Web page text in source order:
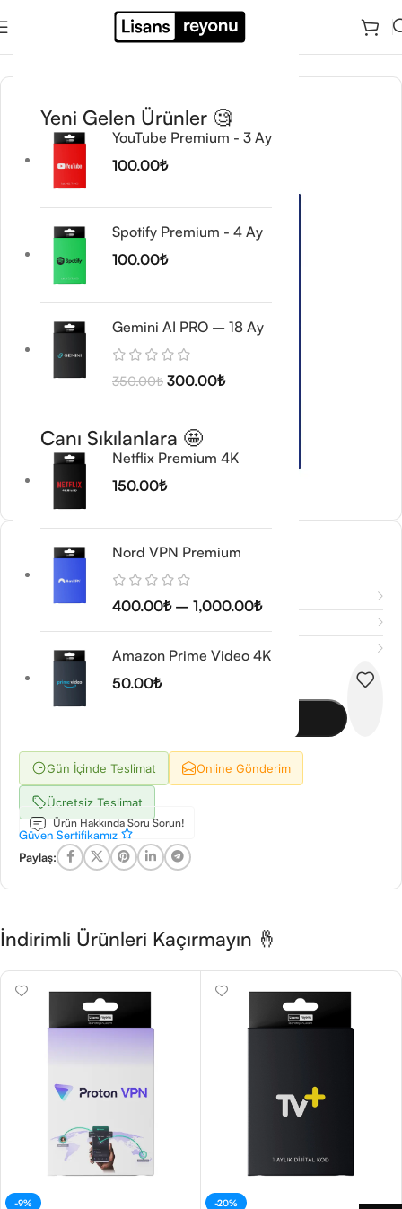
Yeni Gelen Ürünler 🧐
YouTube Premium - 3 Ay
100.00₺
Spotify Premium - 4 Ay
100.00₺
Gemini AI PRO – 18 Ay
350.00₺ 300.00₺
Canı Sıkılanlara 🤩
Netflix Premium 4K
150.00₺
Nord VPN Premium
400.00₺ – 1,000.00₺
Amazon Prime Video 4K
50.00₺
Microsoft Office Lisansları/Visio
Visio 2019
350.00
Değerlendirmeler (0)
- +
Gün İçinde Teslimat Online Gönderim
Ücretsiz Teslimat
Ürün Hakkında Soru Sorun!
Güven Sertifikamız
Paylaş:
İndirimli Ürünleri Kaçırmayın 🤞
-9% -20%